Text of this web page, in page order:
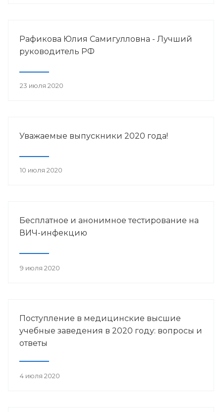
Рафикова Юлия Самигулловна - Лучший
руководитель РФ
23 июля 2020
Уважаемые выпускники 2020 года!
10 июля 2020
Бесплатное и анонимное тестирование на
ВИЧ-инфекцию
9 июля 2020
Поступление в медицинские высшие
учебные заведения в 2020 году: вопросы и
ответы
4 июля 2020